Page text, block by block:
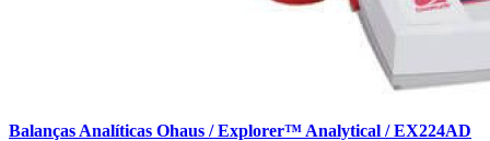
Balanças Analíticas Ohaus / Explorer™ Analytical / EX224AD